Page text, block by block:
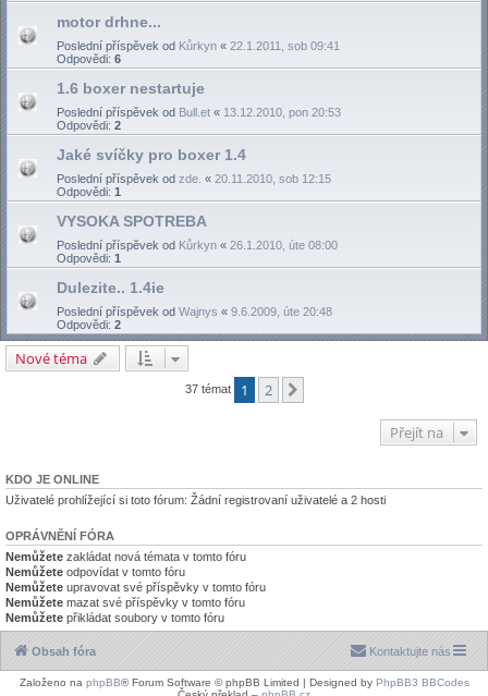
motor drhne...
Poslední příspěvek od Kůrkyn « 22.1.2011, sob 09:41
Odpovědi: 6
1.6 boxer nestartuje
Poslední příspěvek od Bull.et « 13.12.2010, pon 20:53
Odpovědi: 2
Jaké svíčky pro boxer 1.4
Poslední příspěvek od zde. « 20.11.2010, sob 12:15
Odpovědi: 1
VYSOKA SPOTREBA
Poslední příspěvek od Kůrkyn « 26.1.2010, úte 08:00
Odpovědi: 1
Dulezite.. 1.4ie
Poslední příspěvek od Wajnys « 9.6.2009, úte 20:48
Odpovědi: 2
Nové téma
37 témat 1 2
Přejít na
KDO JE ONLINE
Uživatelé prohlížející si toto fórum: Žádní registrovaní uživatelé a 2 hosti
OPRÁVNĚNÍ FÓRA
Nemůžete zakládat nová témata v tomto fóru
Nemůžete odpovídat v tomto fóru
Nemůžete upravovat své příspěvky v tomto fóru
Nemůžete mazat své příspěvky v tomto fóru
Nemůžete přikládat soubory v tomto fóru
Obsah fóra Kontaktujte nás
Založeno na phpBB® Forum Software © phpBB Limited | Designed by PhpBB3 BBCodes